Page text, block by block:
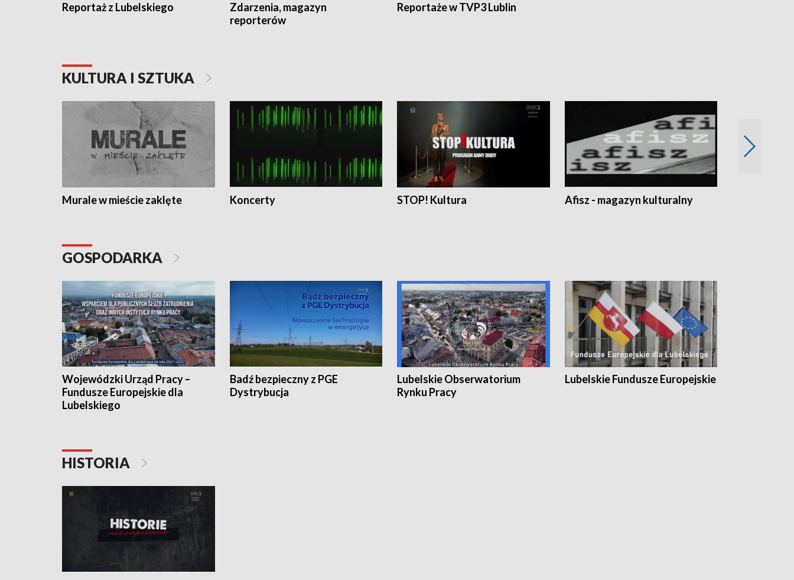
Reportaż z Lubelskiego
Zdarzenia, magazyn
reporterów
Reportaże w TVP3 Lublin
KULTURA I SZTUKA
Murale w mieście zaklęte Koncerty STOP! Kultura Afisz - magazyn kulturalny
GOSPODARKA
Wojewódzki Urząd Pracy –
Fundusze Europejskie dla
Lubelskiego
Badź bezpieczny z PGE
Dystrybucja
Lubelskie Obserwatorium
Rynku Pracy
Lubelskie Fundusze Europejskie
HISTORIA